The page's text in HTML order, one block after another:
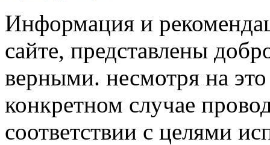
Информация и
сайте, представлены
верными. несмотря на
конкретном случае
соответствии с целями